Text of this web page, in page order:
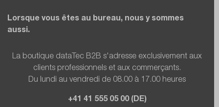
Lorsque vous êtes au bureau, nous y sommes
aussi.
La boutique dataTec B2B s'adresse exclusivement aux
clients professionnels et aux commerçants.
Du lundi au vendredi de 08.00 à 17.00 heures
+41 41 555 05 00 (DE)